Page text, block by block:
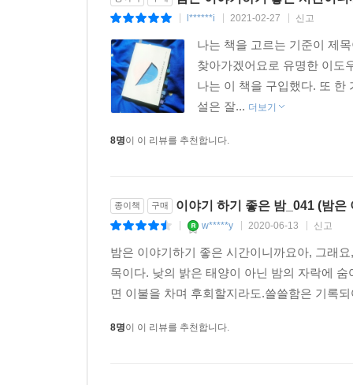
l******i 2021-02-27 신고
나는 책을 고르는 기준이 제
찾아가겠어요로 유명한 이도
나는 이 책을 구입했다. 또 한
설은 잘... 더보기
8명이 이 리뷰를 추천합니다.
종이책 구매 이야기 하기 좋은 밤_041 (밤
w*****y 2020-06-13 신고
밤은 이야기하기 좋은 시간이니까요아, 그래
목이다. 낮의 밝은 태양이 아닌 밤의 자락에
면 이불을 차며 후회할지라도.쓸쓸함은 기록
8명이 이 리뷰를 추천합니다.